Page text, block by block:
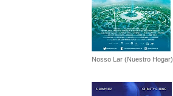
Nosso Lar (Nuestro Hogar)